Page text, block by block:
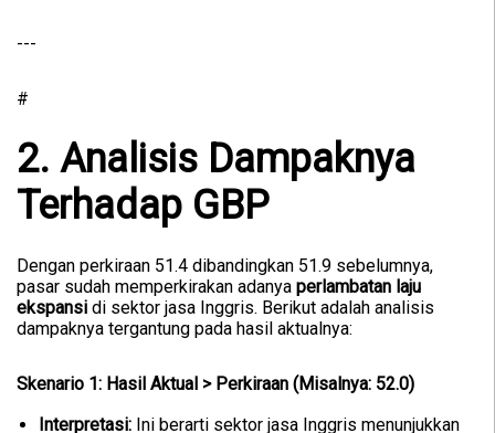
---
#
2. Analisis Dampaknya
Terhadap GBP
Dengan perkiraan 51.4 dibandingkan 51.9 sebelumnya,
pasar sudah memperkirakan adanya perlambatan laju
ekspansi di sektor jasa Inggris. Berikut adalah analisis
dampaknya tergantung pada hasil aktualnya:
Skenario 1: Hasil Aktual > Perkiraan (Misalnya: 52.0)
Interpretasi: Ini berarti sektor jasa Inggris menunjukkan